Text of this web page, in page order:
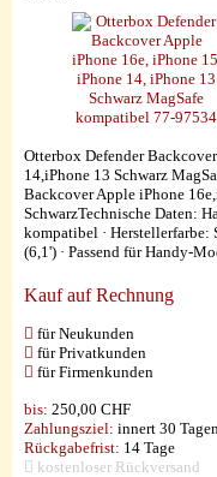
Otterbox Defender
14,iPhone 13 Schwarz
Backcover Apple iPhone
SchwarzTechnische Daten:
kompatibel · Herstellerfarbe:
(6,1') · Passend für Handy-
Kauf auf Rechnung
für Neukunden
für Privatkunden
für Firmenkunden
bis: 250,00 CHF
Zahlungsziel: innert 30
Rückgabefrist: 14 Tage
kostenloser Rückversand